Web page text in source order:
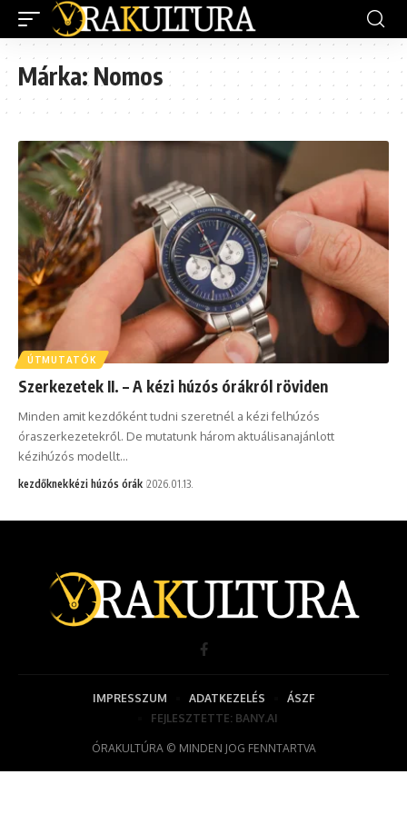
Márka:Nomos
ÚTMUTATÓK
Szerkezetek II. – A kézi húzós órákról röviden
Minden amit kezdőként tudni szeretnél a kézi felhúzós
óraszerkezetekről. De mutatunk három aktuálisanajánlott
kézihúzós modellt…
kezdőknekkézi húzós órák 2026.01.13.
ÓRAKULTÚRA © MINDEN JOG FENNTARTVA
IMPRESSZUM ADATKEZELÉS
ÁSZF
FEJLESZTETTE: BANY.AI